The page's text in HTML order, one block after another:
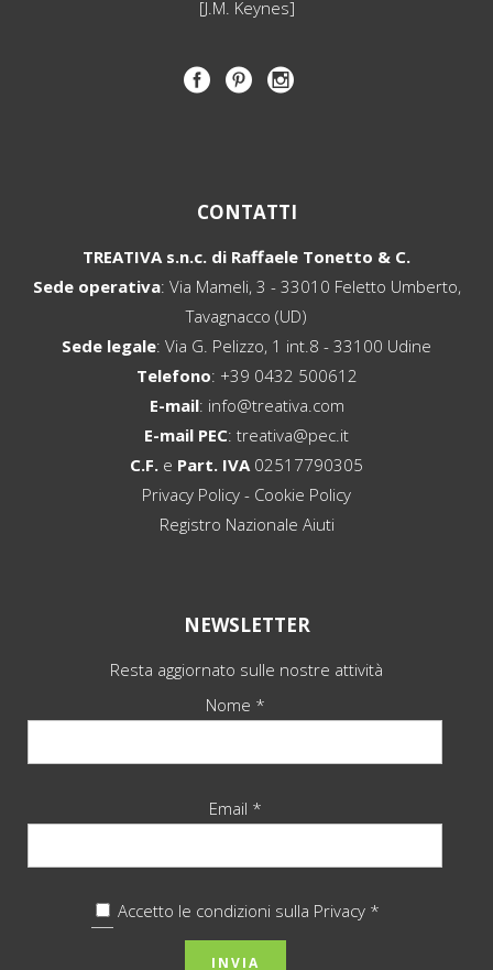
[J.M. Keynes]
CONTATTI
TREATIVA s.n.c. di Raffaele Tonetto & C.
Sede operativa: Via Mameli, 3 - 33010 Feletto Umberto,
Tavagnacco (UD)
Sede legale: Via G. Pelizzo, 1 int.8 - 33100 Udine
Telefono: +39 0432 500612
E-mail: info@treativa.com
E-mail PEC: treativa@pec.it
C.F. e Part. IVA 02517790305
Privacy Policy - Cookie Policy
Registro Nazionale Aiuti
NEWSLETTER
Resta aggiornato sulle nostre attività
Nome *
Email *
Accetto le condizioni sulla Privacy *